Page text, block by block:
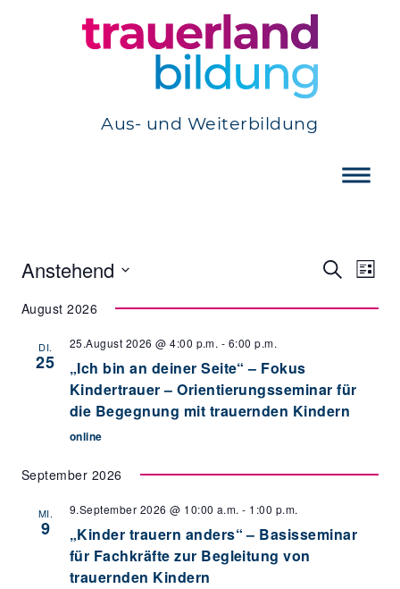
Aus- und Weiterbildung
und
Suche
Liste
Anstehend
wählen.
August 2026
DI.
25
25.August 2026 @ 4:00 p.m. - 6:00 p.m.
„Ich bin an deiner Seite“ – Fokus
Kindertrauer – Orientierungsseminar für
die Begegnung mit trauernden Kindern
online
September 2026
MI.
9
9.September 2026 @ 10:00 a.m. - 1:00 p.m.
„Kinder trauern anders“ – Basisseminar
für Fachkräfte zur Begleitung von
trauernden Kindern